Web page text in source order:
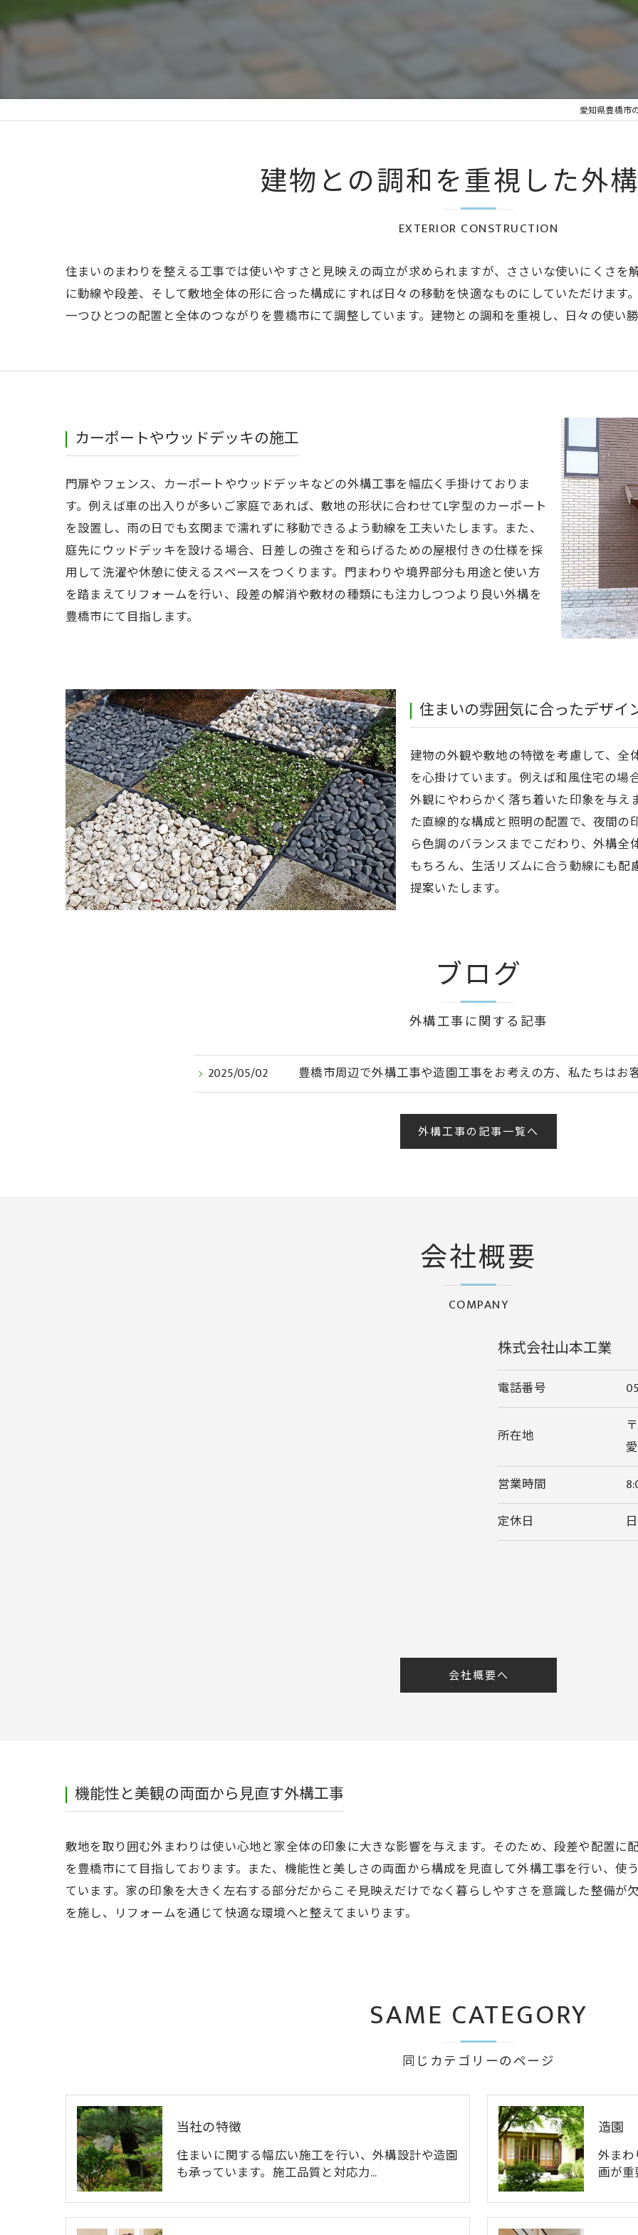
愛知県豊橋市
建物との調和を重視した外
EXTERIOR CONSTRUCTION
住まいのまわりを整える工事では使いやすさと見映えの両立が求められますが、ささいな使いにくさを
に動線や段差、そして敷地全体の形に合った構成にすれば日々の移動を快適なものにしていただけます
一つひとつの配置と全体のつながりを豊橋市にて調整しています。建物との調和を重視し、日々の使い
カーポートやウッドデッキの施工
門扉やフェンス、カーポートやウッドデッキなどの外構工事を幅広く手掛けておりま
す。例えば車の出入りが多いご家庭であれば、敷地の形状に合わせてL字型のカーポート
を設置し、雨の日でも玄関まで濡れずに移動できるよう動線を工夫いたします。また、
庭先にウッドデッキを設ける場合、日差しの強さを和らげるための屋根付きの仕様を採
用して洗濯や休憩に使えるスペースをつくります。門まわりや境界部分も用途と使い方
を踏まえてリフォームを行い、段差の解消や敷材の種類にも注力しつつより良い外構を
豊橋市にて目指します。
住まいの雰囲気に合ったデザイ
建物の外観や敷地の特徴を考慮して、
を心掛けています。例えば和風住宅の
外観にやわらかく落ち着いた印象を与
た直線的な構成と照明の配置で、夜間
ら色調のバランスまでこだわり、外構
もちろん、生活リズムに合う動線にも
提案いたします。
ブログ
外構工事に関する記事
2025/05/02 豊橋市周辺で外構工事や造園工事をお考えの方、私たちはお
外構工事の記事一覧へ
会社概要
COMPANY
株式会社山本工業
電話番号
所在地
営業時間
定休日
会社概要へ
機能性と美観の両面から見直す外構工事
敷地を取り囲む外まわりは使い心地と家全体の印象に大きな影響を与えます。そのため、段差や配置に
を豊橋市にて目指しております。また、機能性と美しさの両面から構成を見直して外構工事を行い、使
ています。家の印象を大きく左右する部分だからこそ見映えだけでなく暮らしやすさを意識した整備が
を施し、リフォームを通じて快適な環境へと整えてまいります。
同じカテゴリーのページ
SAME CATEGORY
当社の特徴
住まいに関する幅広い施工を行い、外構設計や造園
も承っています。施工品質と対応力…
造園
外ま
画が
ご相談はこちら